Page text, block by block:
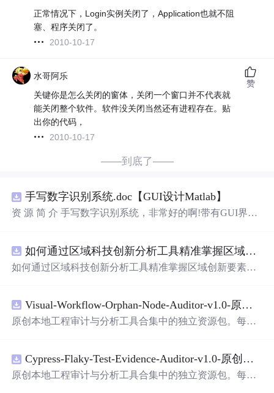
正常情况下，Login实例关闭了，Application也就不阻
塞、程序关闭了。
2010-10-17
水哥阿乐
关键你是怎么关闭的窗体，关闭一个窗口并不代表就
能关闭整个软件。软件没关闭当然还有进程存在。贴
出你的代码，
2010-10-17
赞
——到底了——
手写数字识别系统.doc【GUI设计Matlab】
资 源 简 介 手写数字识别系统，非常好的啊!带有GUI界
带有直观的图形用户界面（GUI），非常容易使用。你只
需要将手写数字输入系统，它将立即给出准确的识别结
是一个非常方便和实用的工具，你一定会喜欢它的！
如何通过区域科技创新分析工具精准掌握区域创新要素分布与产业链融合现状？.docx
如何通过区域科技创新分析工具精准掌握区域创新要素分
Visual-Workflow-Orphan-Node-Auditor-v1.0-原创源码与文档.zip
原创本地工程审计与分析工具合集中的独立资源包。每个
README、运行说明、功能清单、MIT License及原创与授
权声明。解压后进入project目录，执行npm test验证算法，
Cypress-Flaky-Test-Evidence-Auditor-v1.0-原创源码与文档.zip
原创本地工程审计与分析工具合集中的独立资源包。每个